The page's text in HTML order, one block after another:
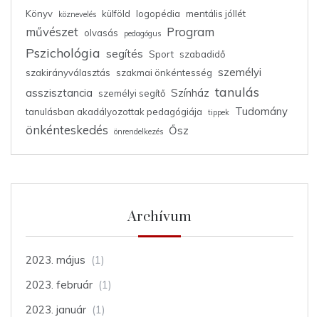
Könyv
köznevelés külföld logopédia mentális jóllét
művészet olvasás pedagógus Program
Pszichológia segítés Sport szabadidő
szakirányválasztás
szakmai önkéntesség személyi
asszisztancia
személyi segítő Színház tanulás
tanulásban akadályozottak pedagógiája tippek Tudomány
önkénteskedés önrendelkezés Ősz
Archívum
2023. május (1)
2023. február (1)
2023. január (1)